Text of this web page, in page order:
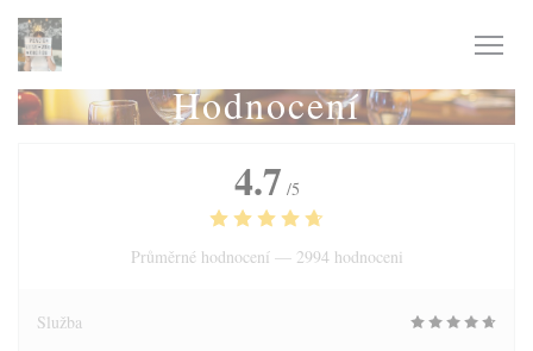
Panel pro správu cookies
Hodnocení
4.7 /5
Průměrné hodnocení — 2994 hodnoceni
Služba